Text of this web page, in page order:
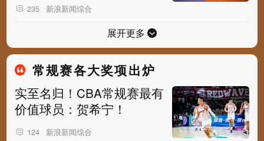
235 新浪新闻综合
展开更多
常规赛各大奖项出炉
实至名归！CBA常规赛最有
价值球员：贺希宁！
124 新浪新闻综合